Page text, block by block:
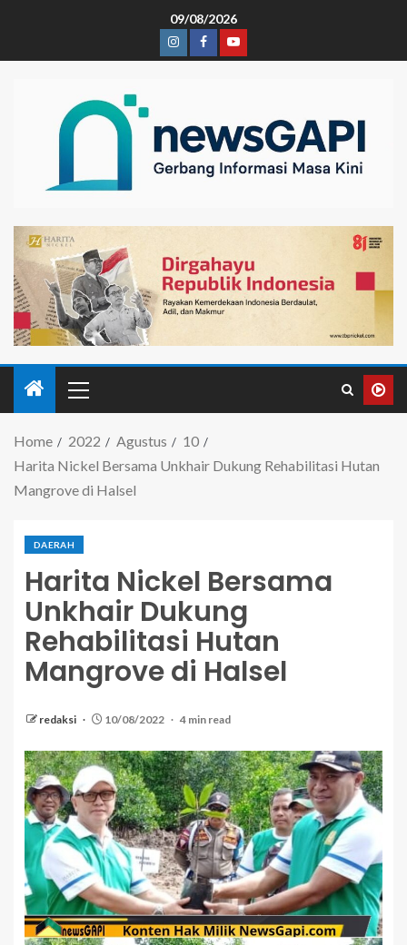
09/08/2026
Home 2022 Agustus
10
Harita Nickel Bersama Unkhair Dukung Rehabilitasi Hutan
Mangrove di Halsel
DAERAH
Harita Nickel Bersama
Unkhair Dukung
Rehabilitasi Hutan
Mangrove di Halsel
redaksi 10/08/2022 4 min read